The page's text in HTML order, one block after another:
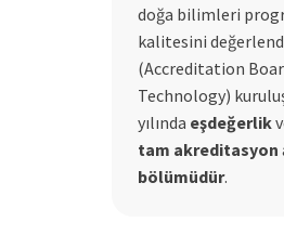
doğa bilimleri
kalitesini
(Accreditation
Technology)
yılında eşdeğerlik
tam akreditasyon
bölümüdür.